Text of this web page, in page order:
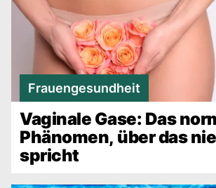
Frauengesundheit
Vaginale Gase: Das
Phänomen, über das
spricht